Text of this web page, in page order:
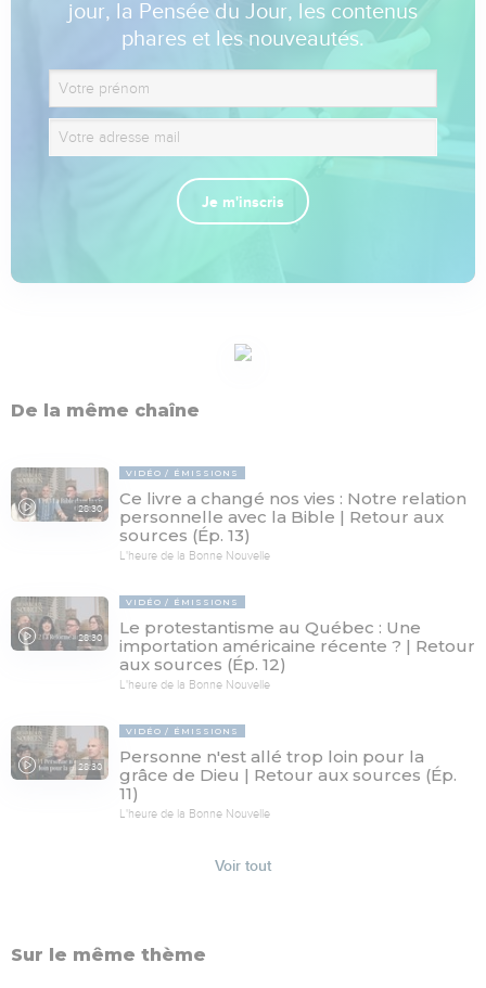
jour, la Pensée du Jour, les contenus
phares et les nouveautés.
Je m'inscris
De la même chaîne
28:30
VIDÉO ÉMISSIONS
Ce livre a changé nos vies : Notre relation
personnelle avec la Bible | Retour aux
sources (Ép. 13)
L'heure de la Bonne Nouvelle
28:30
VIDÉO ÉMISSIONS
Le protestantisme au Québec : Une
importation américaine récente ? | Retour
aux sources (Ép. 12)
L'heure de la Bonne Nouvelle
28:30
VIDÉO ÉMISSIONS
Personne n'est allé trop loin pour la
grâce de Dieu | Retour aux sources (Ép.
11)
L'heure de la Bonne Nouvelle
Voir tout
Sur le même thème